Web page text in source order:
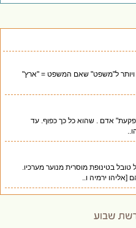
ל"משפט" שאם המשפט = "ארץ"
אדם . שהוא כל כך כפוף. עד
בטינופת מוסרית מנוער מערכיו.
ירמיה ו..